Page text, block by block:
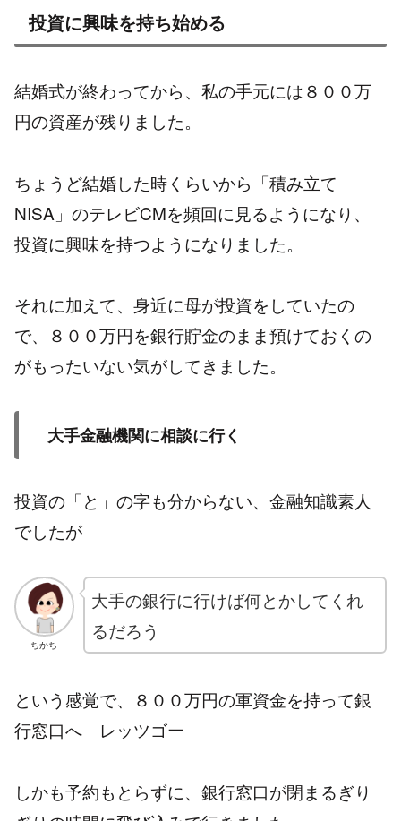
投資に興味を持ち始める
結婚式が終わってから、私の手元には８００万
円の資産が残りました。
ちょうど結婚した時くらいから「積み立て
NISA」のテレビCMを頻回に見るようになり、
投資に興味を持つようになりました。
それに加えて、身近に母が投資をしていたの
で、８００万円を銀行貯金のまま預けておくの
がもったいない気がしてきました。
大手金融機関に相談に行く
投資の「と」の字も分からない、金融知識素人
でしたが
ちかち
大手の銀行に行けば何とかしてくれ
るだろう
という感覚で、８００万円の軍資金を持って銀
行窓口へ レッツゴー
しかも予約もとらずに、銀行窓口が閉まるぎり